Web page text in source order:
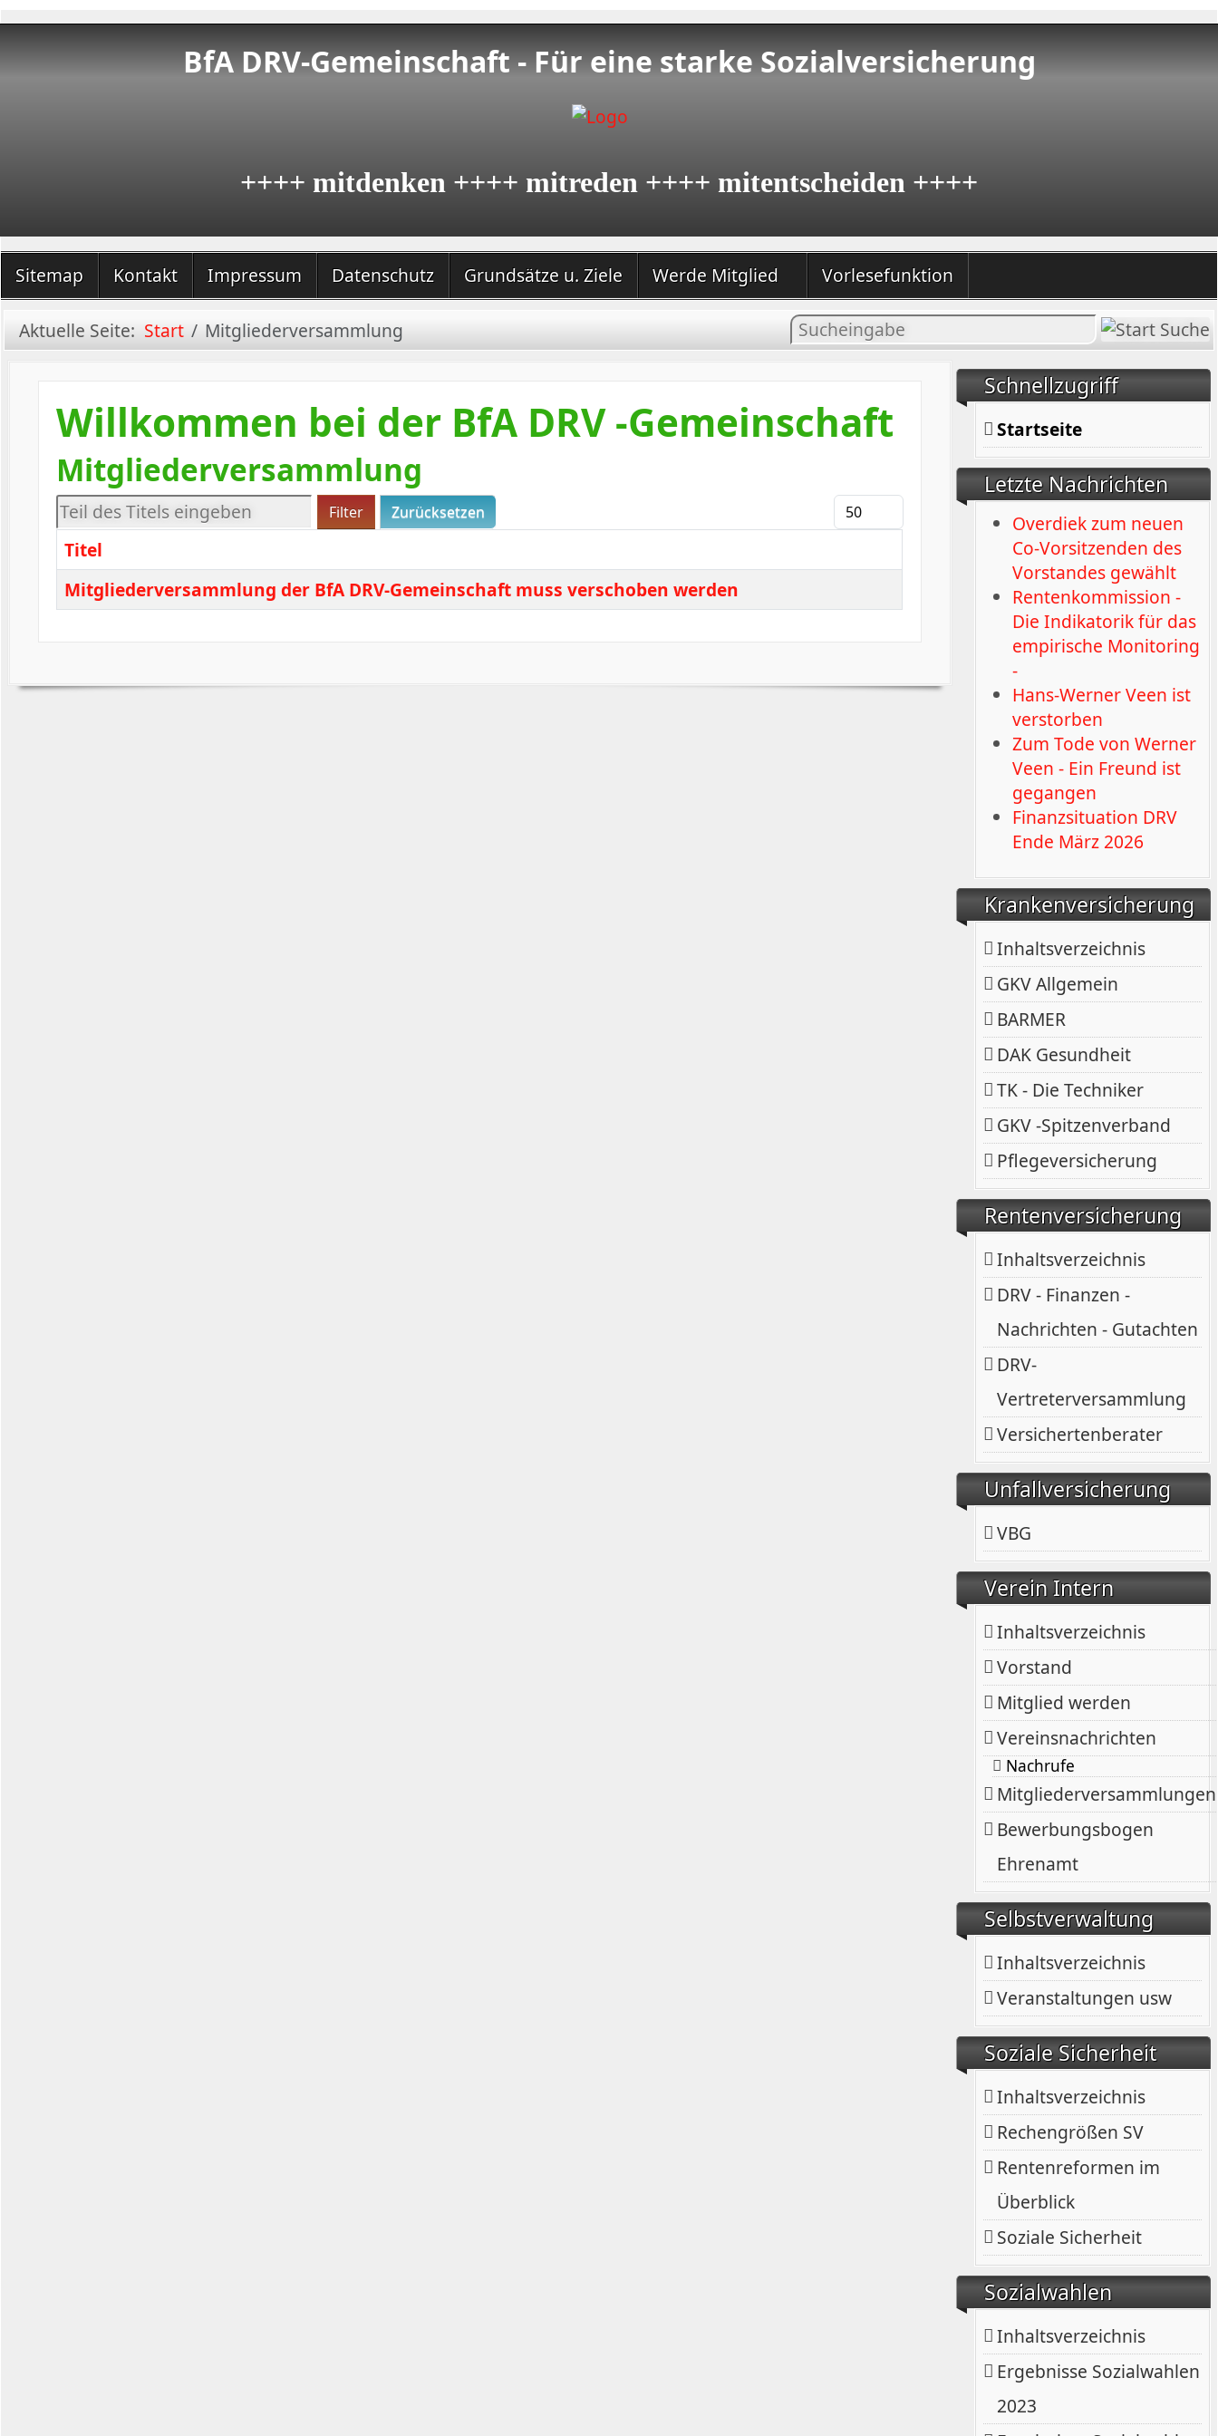
BfA DRV-Gemeinschaft - Für eine starke Sozialversicherung
++++ mitdenken ++++ mitreden ++++ mitentscheiden ++++
Sitemap Kontakt Impressum Datenschutz Grundsätze u. Ziele Werde Mitglied Vorlesefunktion
Aktuelle Seite: Start Mitgliederversammlung
Inhalt
suchen
Schnellzugriff
Startseite
Letzte Nachrichten
Overdiek zum neuen
Co-Vorsitzenden des
Vorstandes gewählt
Rentenkommission -
Die Indikatorik für das
empirische Monitoring
-
Hans-Werner Veen ist
verstorben
Zum Tode von Werner
Veen - Ein Freund ist
gegangen
Finanzsituation DRV
Ende März 2026
Krankenversicherung
Inhaltsverzeichnis
GKV Allgemein
BARMER
DAK Gesundheit
TK - Die Techniker
GKV -Spitzenverband
Pflegeversicherung
Rentenversicherung
Inhaltsverzeichnis
DRV - Finanzen -
Nachrichten - Gutachten
DRV-
Vertreterversammlung
Versichertenberater
Unfallversicherung
VBG
Verein Intern
Inhaltsverzeichnis
Vorstand
Mitglied werden
Vereinsnachrichten
Nachrufe
Mitgliederversammlungen
Bewerbungsbogen
Ehrenamt
Selbstverwaltung
Inhaltsverzeichnis
Veranstaltungen usw
Soziale Sicherheit
Inhaltsverzeichnis
Rechengrößen SV
Rentenreformen im
Überblick
Soziale Sicherheit
Sozialwahlen
Inhaltsverzeichnis
Ergebnisse Sozialwahlen
2023
Willkommen bei der BfA DRV -Gemeinschaft
Mitgliederversammlung
Teil des Titels eingeben Filter Zurücksetzen
Anzeige #
Titel
Mitgliederversammlung der BfA DRV-Gemeinschaft muss verschoben werden